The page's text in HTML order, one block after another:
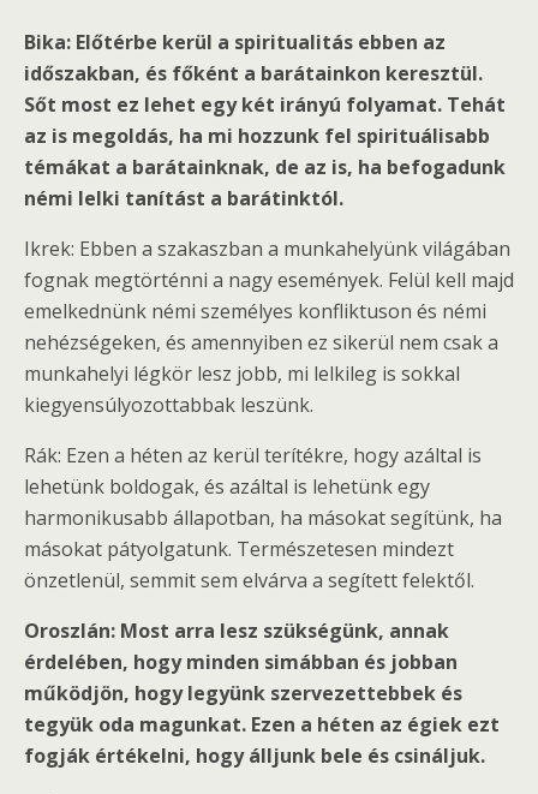
Bika: Előtérbe kerül a spiritualitás ebben az
időszakban, és főként a barátainkon keresztül.
Sőt most ez lehet egy két irányú folyamat. Tehát
az is megoldás, ha mi hozzunk fel spirituálisabb
témákat a barátainknak, de az is, ha befogadunk
némi lelki tanítást a barátinktól.
Ikrek: Ebben a szakaszban a munkahelyünk világában
fognak megtörténni a nagy események. Felül kell majd
emelkednünk némi személyes konfliktuson és némi
nehézségeken, és amennyiben ez sikerül nem csak a
munkahelyi légkör lesz jobb, mi lelkileg is sokkal
kiegyensúlyozottabbak leszünk.
Rák: Ezen a héten az kerül terítékre, hogy azáltal is
lehetünk boldogak, és azáltal is lehetünk egy
harmonikusabb állapotban, ha másokat segítünk, ha
másokat pátyolgatunk. Természetesen mindezt
önzetlenül, semmit sem elvárva a segített felektől.
Oroszlán: Most arra lesz szükségünk, annak
érdelében, hogy minden simábban és jobban
működjön, hogy legyünk szervezettebbek és
tegyük oda magunkat. Ezen a héten az égiek ezt
fogják értékelni, hogy álljunk bele és csináljuk.